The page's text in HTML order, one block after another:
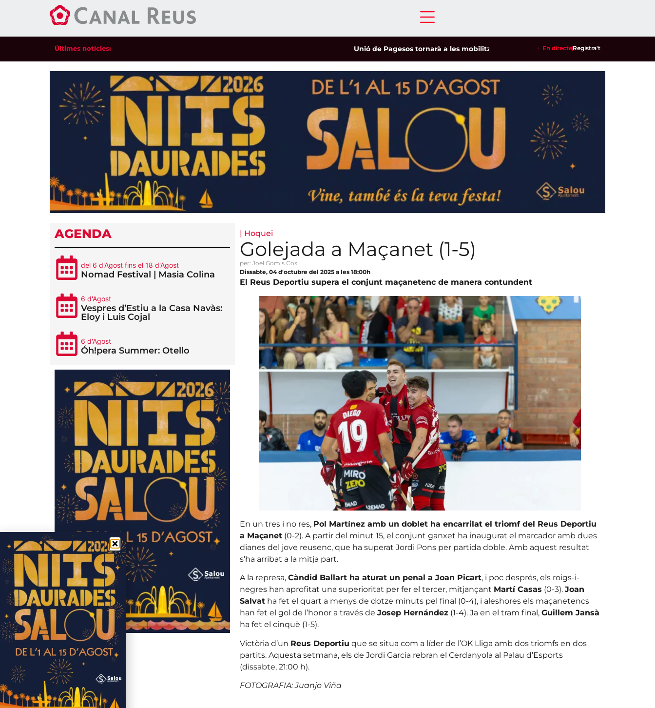
Últimes notícies: Unió de Pagesos tornarà a les mobilitzacions per defensar els cultius de la garrofa i
En directeRegistra't
AGENDA
del 6 d'Agost fins el 18 d'Agost
Nomad Festival | Masia Colina
6 d'Agost
Vespres d’Estiu a la Casa Navàs:
Eloy i Luis Cojal
6 d'Agost
Óh!pera Summer: Otello
| Hoquei
Golejada a Maçanet (1-5)
per: Joel Gomis Cos
Dissabte, 04 d'octubre del 2025 a les 18:00h
El Reus Deportiu supera el conjunt maçanetenc de manera contundent
En un tres i no res, Pol Martínez amb un doblet ha encarrilat el triomf del Reus Deportiu
a Maçanet(0-2). A partir del minut 15, el conjunt ganxet ha inaugurat el marcador amb dues
dianes del jove reusenc, que ha superat Jordi Pons per partida doble. Amb aquest resultat
s’ha arribat a la mitja part.
A la represa, Càndid Ballart ha aturat un penal a Joan Picart, i poc després, els roigs-i-
negres han aprofitat una superioritat per fer el tercer, mitjançant Martí Casas (0-3). Joan
Salvatha fet el quart a menys de dotze minuts pel final (0-4), i aleshores els maçanetencs
han fet el gol de l’honor a través de Josep Hernández(1-4). Ja en el tram final, Guillem Jansà
ha fet el cinquè (1-5).
Victòria d’un Reus Deportiu que se situa com a líder de l’OK Lliga amb dos triomfs en dos
partits. Aquesta setmana, els de Jordi Garcia rebran el Cerdanyola al Palau d’Esports
(dissabte, 21:00 h).
FOTOGRAFIA: Juanjo Viña